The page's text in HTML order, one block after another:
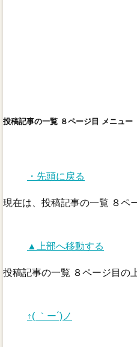
投稿記事の一覧 ８ページ目 メニュー
・先頭に戻る
現在は、投稿記事の一覧 ８ペ
▲上部へ移動する
投稿記事の一覧 ８ページ目の
↑( ｀ー´)ノ